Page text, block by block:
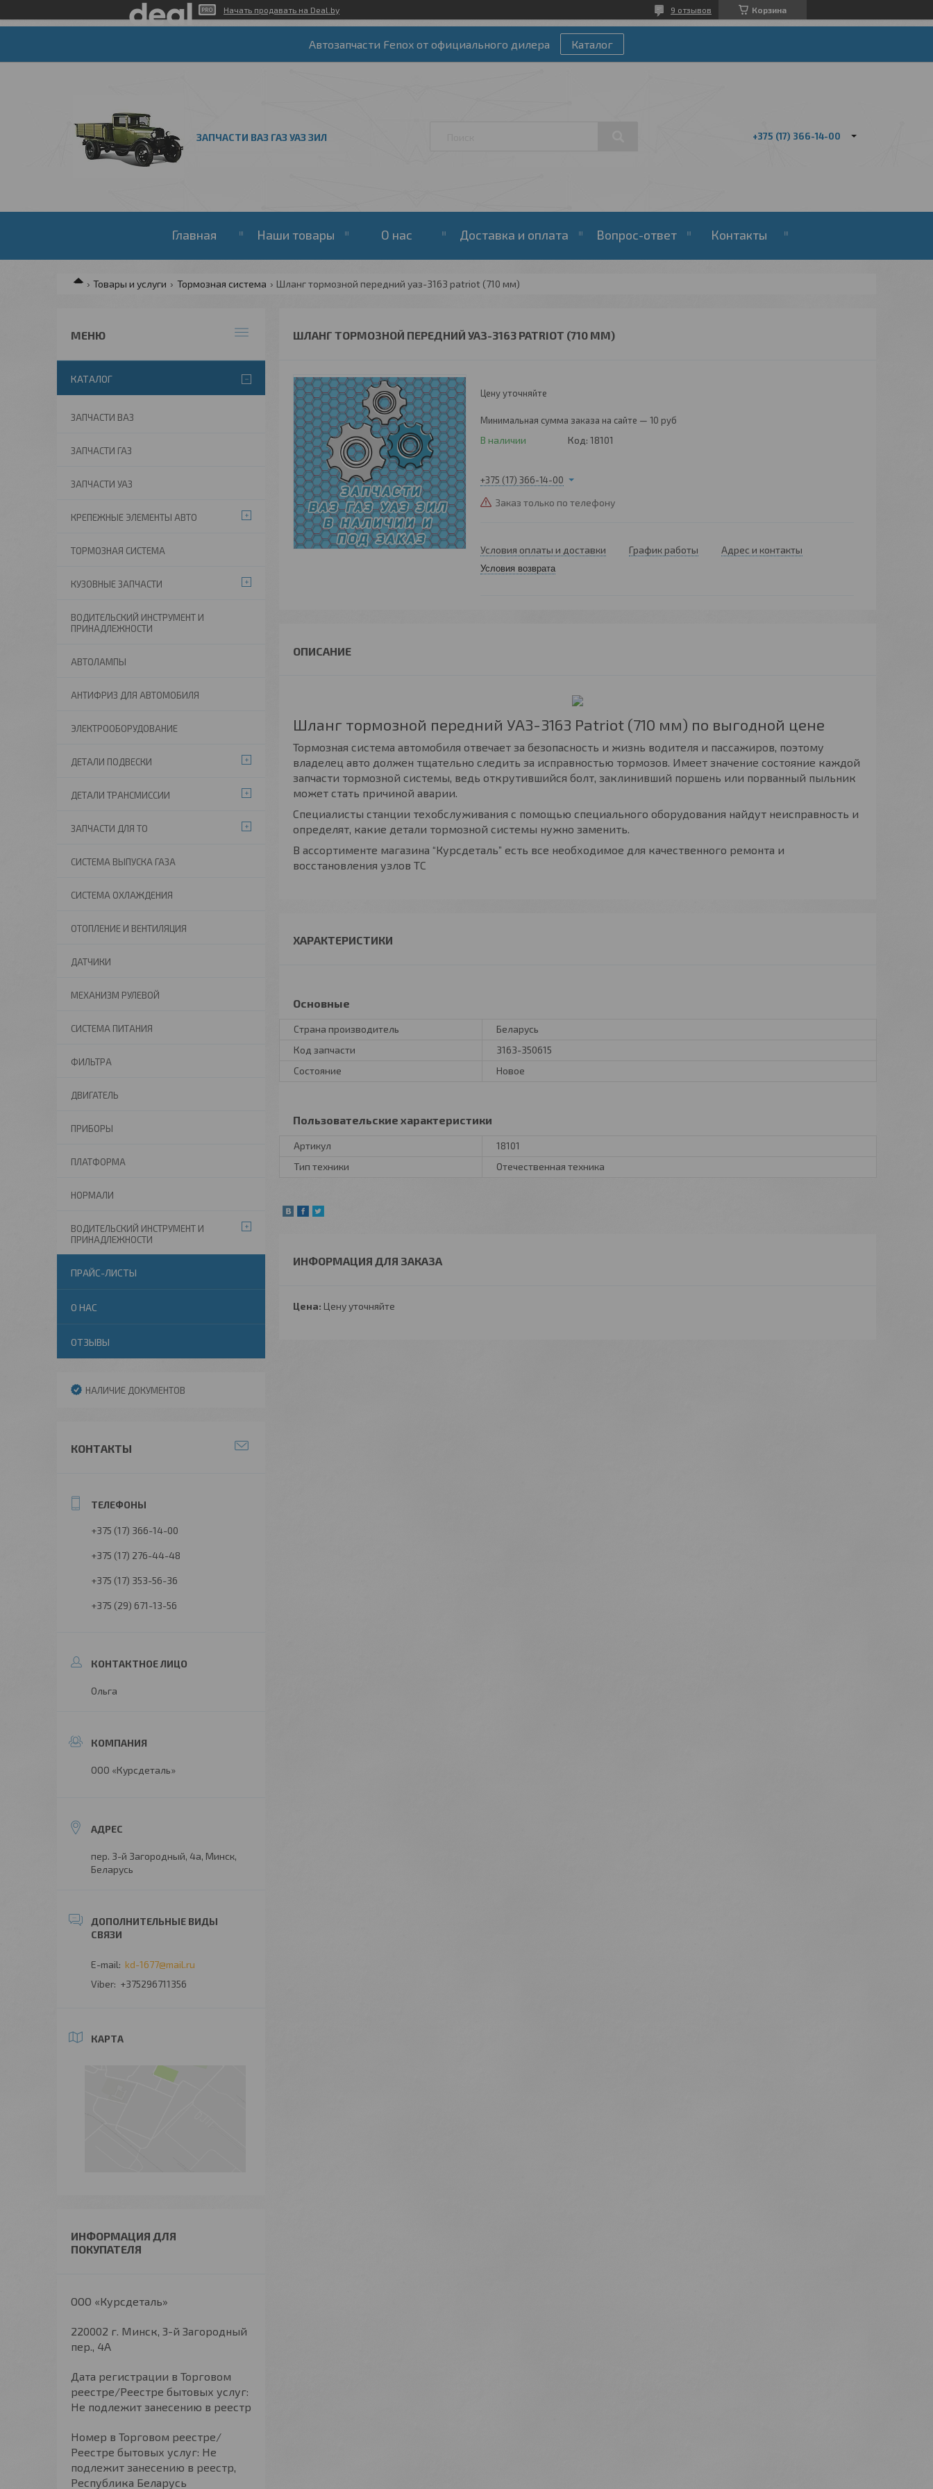
Начать продавать на Deal.by Корзина
9 отзывов
Автозапчасти Fenox от официального дилера Каталог
ЗАПЧАСТИ ВАЗ ГАЗ УАЗ ЗИЛ +375 (17) 366-14-00
Главная Наши товары О нас Доставка и оплата Вопрос-ответ Контакты
Товары и услуги Тормозная система Шланг тормозной передний уаз-3163 patriot (710 мм)
ШЛАНГ ТОРМОЗНОЙ ПЕРЕДНИЙ УАЗ-3163 PATRIOT (710 ММ)
Цену уточняйте
Минимальная сумма заказа на сайте — 10 руб
В наличии Код: 18101
+375 (17) 366-14-00
Заказ только по телефону
Условия оплаты и доставки График работы Адрес и контакты
Условия возврата
Шланг тормозной передний УАЗ-3163 Patriot (710 мм) по выгодной цене
Тормозная система автомобиля отвечает за безопасность и жизнь водителя и пассажиров, поэтому
владелец авто должен тщательно следить за исправностью тормозов. Имеет значение состояние каждой
запчасти тормозной системы, ведь открутившийся болт, заклинивший поршень или порванный пыльник
может стать причиной аварии.
Специалисты станции техобслуживания с помощью специального оборудования найдут неисправность и
определят, какие детали тормозной системы нужно заменить.
В ассортименте магазина “Курсдеталь” есть все необходимое для качественного ремонта и
восстановления узлов ТС
ХАРАКТЕРИСТИКИ
Основные
Страна производитель
Беларусь
Код запчасти
3163-350615
Состояние
Новое
Пользовательские характеристики
Артикул
18101
Тип техники
Отечественная техника
ИНФОРМАЦИЯ ДЛЯ ЗАКАЗА
Цена: Цену уточняйте
КАТАЛОГ
ЗАПЧАСТИ ВАЗ
ЗАПЧАСТИ ГАЗ
ЗАПЧАСТИ УАЗ
КРЕПЕЖНЫЕ ЭЛЕМЕНТЫ АВТО
ТОРМОЗНАЯ СИСТЕМА
КУЗОВНЫЕ ЗАПЧАСТИ
ВОДИТЕЛЬСКИЙ ИНСТРУМЕНТ И
ПРИНАДЛЕЖНОСТИ
АВТОЛАМПЫ
АНТИФРИЗ ДЛЯ АВТОМОБИЛЯ
ЭЛЕКТРООБОРУДОВАНИЕ
ДЕТАЛИ ПОДВЕСКИ
ДЕТАЛИ ТРАНСМИССИИ
ЗАПЧАСТИ ДЛЯ ТО
СИСТЕМА ВЫПУСКА ГАЗА
СИСТЕМА ОХЛАЖДЕНИЯ
ОТОПЛЕНИЕ И ВЕНТИЛЯЦИЯ
ДАТЧИКИ
МЕХАНИЗМ РУЛЕВОЙ
СИСТЕМА ПИТАНИЯ
ФИЛЬТРА
ДВИГАТЕЛЬ
ПРИБОРЫ
ПЛАТФОРМА
НОРМАЛИ
ВОДИТЕЛЬСКИЙ ИНСТРУМЕНТ И
ПРИНАДЛЕЖНОСТИ
ПРАЙС-ЛИСТЫ
О НАС
ОТЗЫВЫ
НАЛИЧИЕ ДОКУМЕНТОВ
КОНТАКТЫ
+375 (17) 366-14-00
+375 (17) 276-44-48
+375 (17) 353-56-36
+375 (29) 671-13-56
Ольга
ООО «Курсдеталь»
пер. 3-й Загородный, 4а, Минск,
Беларусь
kd-1677@mail.ru
+375296711356
КАРТА
ИНФОРМАЦИЯ ДЛЯ
ПОКУПАТЕЛЯ
ООО «Курсдеталь»
220002 г. Минск, 3-й Загородный
пер., 4А
Дата регистрации в Торговом
реестре/Реестре бытовых услуг:
Не подлежит занесению в реестр
Номер в Торговом реестре/
Реестре бытовых услуг: Не
подлежит занесению в реестр,
Республика Беларусь